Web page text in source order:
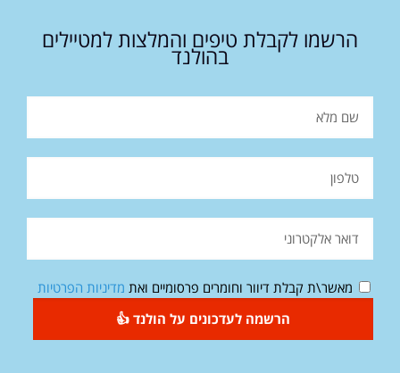
הרשמו לקבלת טיפים והמלצות למטיילים
בהולנד
מאשר\ת קבלת דיוור וחומרים פרסומיים ואת מדיניות הפרטיות
הרשמה לעדכונים על הולנד 👍